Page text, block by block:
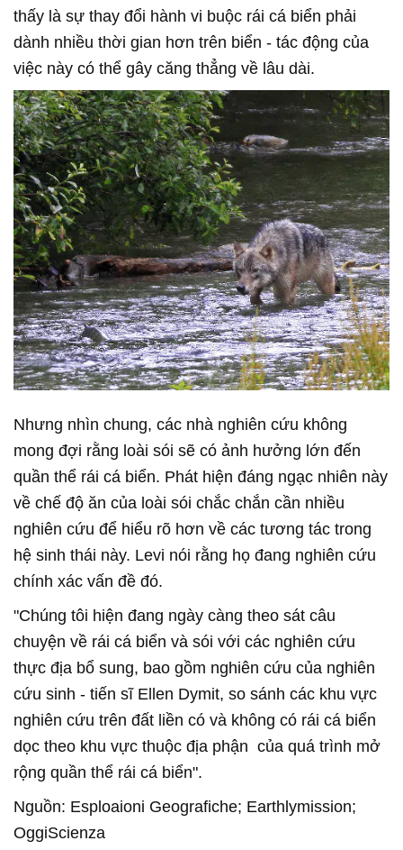
thấy là sự thay đổi hành vi buộc rái cá biển phải
dành nhiều thời gian hơn trên biển - tác động của
việc này có thể gây căng thẳng về lâu dài.
Nhưng nhìn chung, các nhà nghiên cứu không
mong đợi rằng loài sói sẽ có ảnh hưởng lớn đến
quần thể rái cá biển. Phát hiện đáng ngạc nhiên này
về chế độ ăn của loài sói chắc chắn cần nhiều
nghiên cứu để hiểu rõ hơn về các tương tác trong
hệ sinh thái này. Levi nói rằng họ đang nghiên cứu
chính xác vấn đề đó.
"Chúng tôi hiện đang ngày càng theo sát câu
chuyện về rái cá biển và sói với các nghiên cứu
thực địa bổ sung, bao gồm nghiên cứu của nghiên
cứu sinh - tiến sĩ Ellen Dymit, so sánh các khu vực
nghiên cứu trên đất liền có và không có rái cá biển
dọc theo khu vực thuộc địa phận của quá trình mở
rộng quần thể rái cá biển".
Nguồn: Esploaioni Geografiche; Earthlymission;
OggiScienza